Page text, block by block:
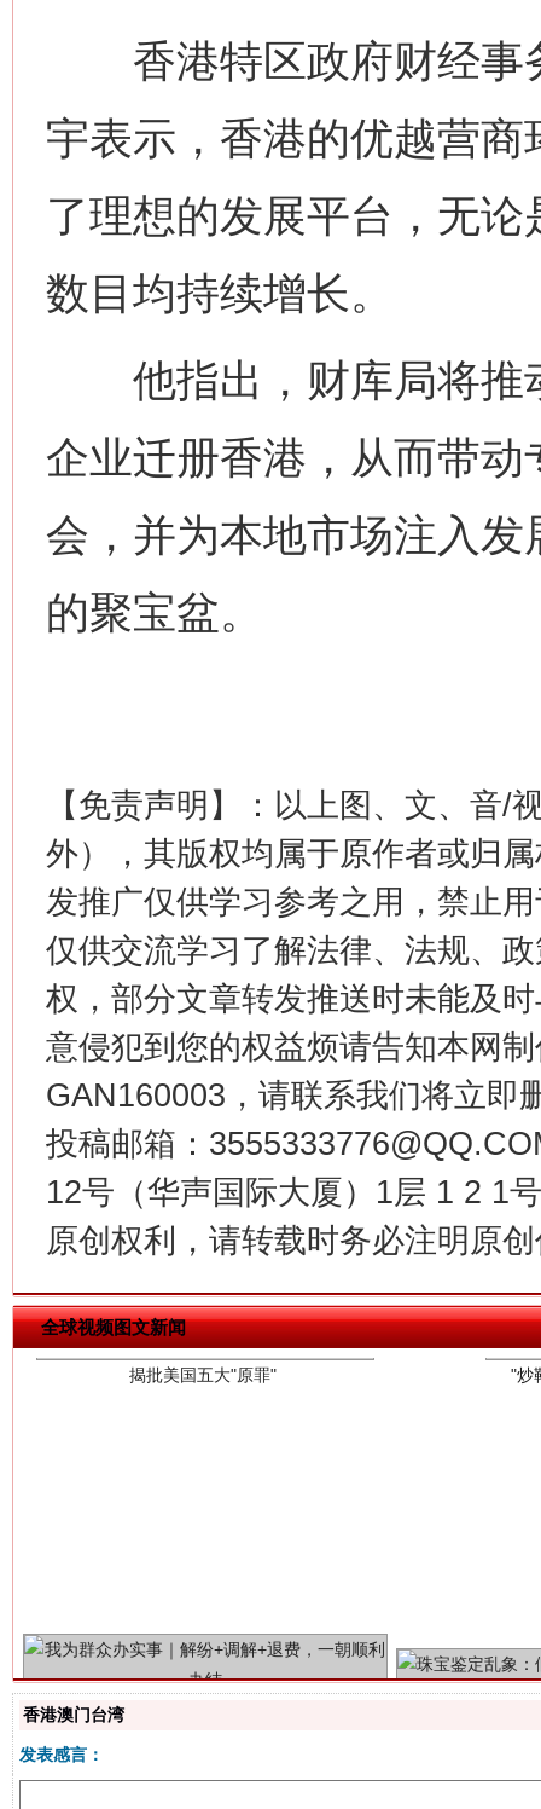
香港特区政府财经事
宇表示，香港的优越营
了理想的发展平台，无
数目均持续增长。
他指出，财库局将推
企业迁册香港，从而带
会，并为本地市场注入
的聚宝盆。
【免责声明】：以上图、文、音/
外），其版权均属于原作者或归
发推广仅供学习参考之用，禁止
仅供交流学习了解法律、法规、
权，部分文章转发推送时未能及
意侵犯到您的权益烦请告知本网
GAN160003，请联系我们将立即
投稿邮箱：
12号（华声国际大厦）1层 1 2 1
原创权利，请转载时务必注明原
全球视频图文新闻
在谋一域中谋全局
习近平的博鳌关键词
生
揭批美国五大"原罪" "炒
香港澳门台湾
发表感言：